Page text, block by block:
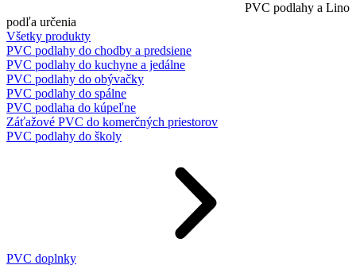
PVC podlahy a Lino
podľa určenia
Všetky produkty
PVC podlahy do chodby a predsiene
PVC podlahy do kuchyne a jedálne
PVC podlahy do obývačky
PVC podlahy do spálne
PVC podlaha do kúpeľne
Záťažové PVC do komerčných priestorov
PVC podlahy do školy
PVC doplnky